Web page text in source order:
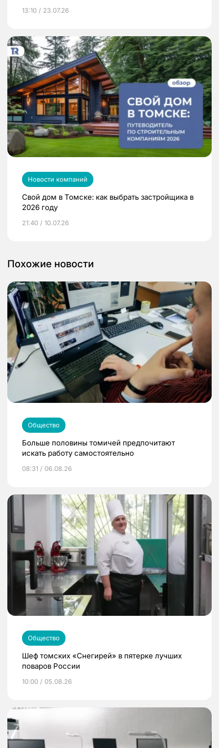
13:10 / 23.07.26
Новости компаний
Свой дом в Томске: как выбрать застройщика в
2026 году
21:40 / 10.07.26
Похожие новости
Общество
Больше половины томичей предпочитают
искать работу самостоятельно
08:31 / 06.08.26
Общество
Шеф томских «Снегирей» в пятерке лучших
поваров России
10:00 / 05.08.26